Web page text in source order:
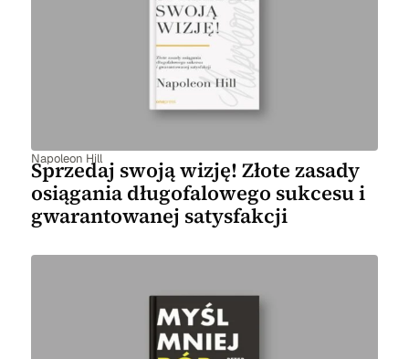
Napoleon Hill
Sprzedaj swoją wizję! Złote zasady
osiągania długofalowego sukcesu i
gwarantowanej satysfakcji